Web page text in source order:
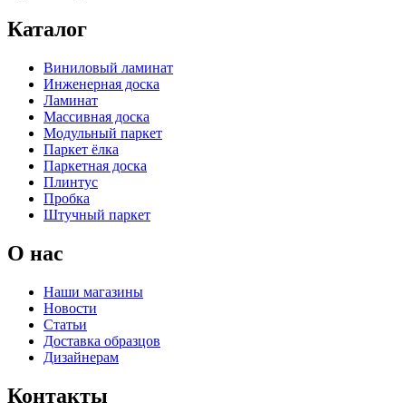
Каталог
Виниловый ламинат
Инженерная доска
Ламинат
Массивная доска
Модульный паркет
Паркет ёлка
Паркетная доска
Плинтус
Пробка
Штучный паркет
О нас
Наши магазины
Новости
Статьи
Доставка образцов
Дизайнерам
Контакты